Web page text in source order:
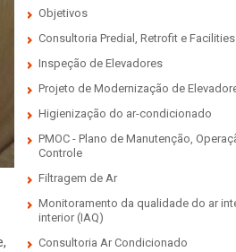
Objetivos
Consultoria Predial, Retrofit e Facilities
Inspeção de Elevadores
Projeto de Modernização de
Higienização do ar-condicionado
PMOC - Plano de Manutenção,
Controle
Filtragem de Ar
Monitoramento da qualidade do ar
interior (IAQ)
Consultoria Ar Condicionado